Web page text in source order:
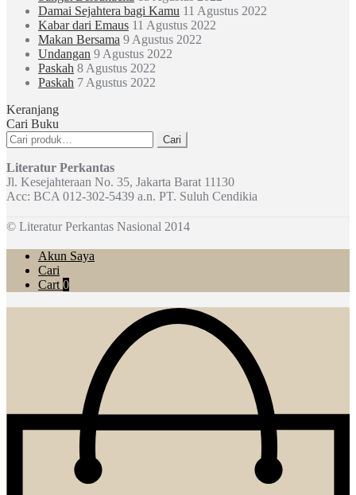
Damai Sejahtera bagi Kamu 11 Agustus 2022
Kabar dari Emaus 11 Agustus 2022
Makan Bersama 9 Agustus 2022
Undangan 9 Agustus 2022
Paskah 8 Agustus 2022
Paskah 7 Agustus 2022
Keranjang
Cari Buku
Pencarian
untuk:
Cari
Literatur Perkantas
Jl. Kesejahteraan No. 35, Jakarta Barat 11130
Acc: BCA 012-302-5439 a.n. PT. Suluh Cendikia
© Literatur Perkantas Nasional 2014
Akun Saya
Cari
Cart 0